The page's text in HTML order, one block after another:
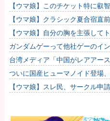
【ウマ娘】このチケット特に叡
【ウマ娘】クラシック夏合宿直
ーメン食べてもいいのかな？
【ウマ娘】自分の胸を主張して
ガンダムゲーって他社ゲーのイ
台湾メディア「中国がレアアー
ｗｗｗｗｗｗｗ」
ついに国産ヒューマノイド登場
現場などでの活用想定！
【ウマ娘】スレ民、サークル申